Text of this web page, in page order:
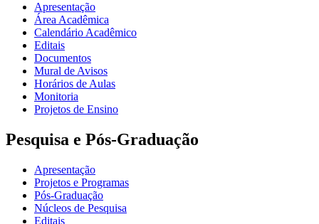
Apresentação
Área Acadêmica
Calendário Acadêmico
Editais
Documentos
Mural de Avisos
Horários de Aulas
Monitoria
Projetos de Ensino
Pesquisa e Pós-Graduação
Apresentação
Projetos e Programas
Pós-Graduação
Núcleos de Pesquisa
Editais